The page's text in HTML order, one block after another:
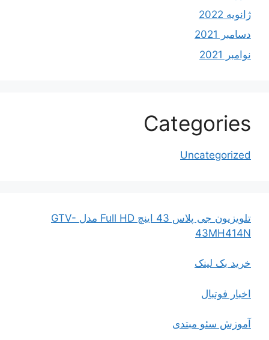
ژانویه 2022
دسامبر 2021
نوامبر 2021
Categories
Uncategorized
تلویزیون جی پلاس 43 اینچ Full HD مدل GTV-
43MH414N
خرید بک لینک
اخبار فوتبال
آموزش سئو مبتدی